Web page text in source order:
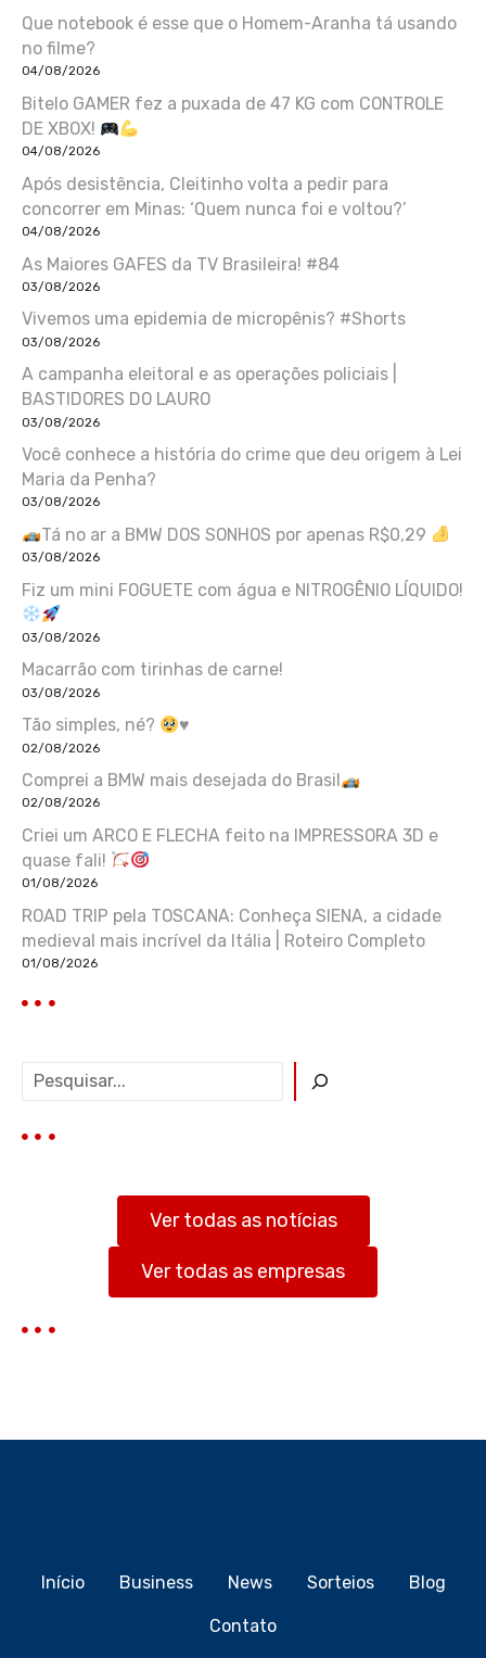
Que notebook é esse que o Homem-Aranha tá usando
no filme?
04/08/2026
Bitelo GAMER fez a puxada de 47 KG com CONTROLE
DE XBOX!
04/08/2026
Após desistência, Cleitinho volta a pedir para
concorrer em Minas: ‘Quem nunca foi e voltou?’
04/08/2026
As Maiores GAFES da TV Brasileira! #84
03/08/2026
Vivemos uma epidemia de micropênis? #Shorts
03/08/2026
A campanha eleitoral e as operações policiais |
BASTIDORES DO LAURO
03/08/2026
Você conhece a história do crime que deu origem à Lei
Maria da Penha?
03/08/2026
Tá no ar a BMW DOS SONHOS por apenas R$0,29
03/08/2026
Fiz um mini FOGUETE com água e NITROGÊNIO LÍQUIDO!
03/08/2026
Macarrão com tirinhas de carne!
03/08/2026
Tão simples, né? ♥️
02/08/2026
Comprei a BMW mais desejada do Brasil
02/08/2026
Criei um ARCO E FLECHA feito na IMPRESSORA 3D e
quase fali!
01/08/2026
ROAD TRIP pela TOSCANA: Conheça SIENA, a cidade
medieval mais incrível da Itália | Roteiro Completo
01/08/2026
q
Ver todas as notícias
Ver todas as empresas
Início Business News Sorteios Blog
Contato